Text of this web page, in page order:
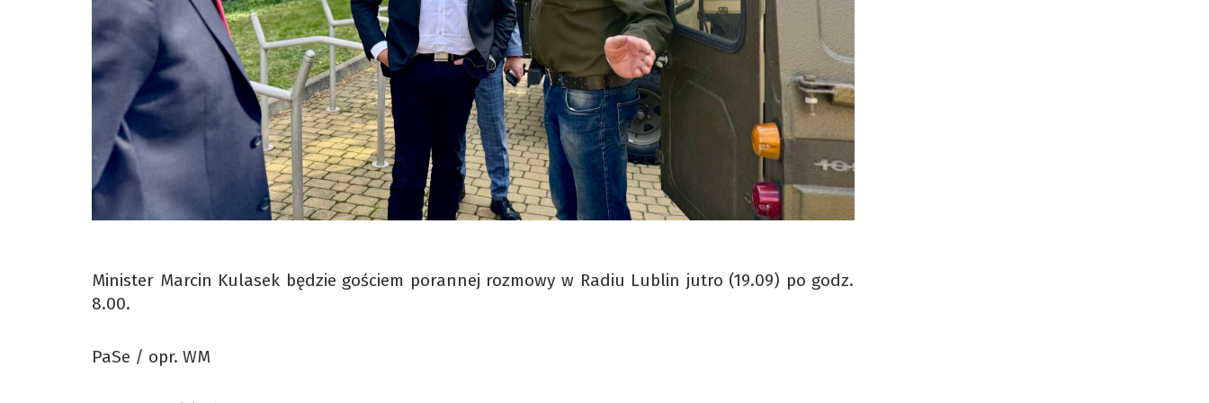
Minister Marcin Kulasek będzie gościem porannej rozmowy w Radiu Lublin jutro (19.09) po godz.
8.00.
PaSe / opr. WM